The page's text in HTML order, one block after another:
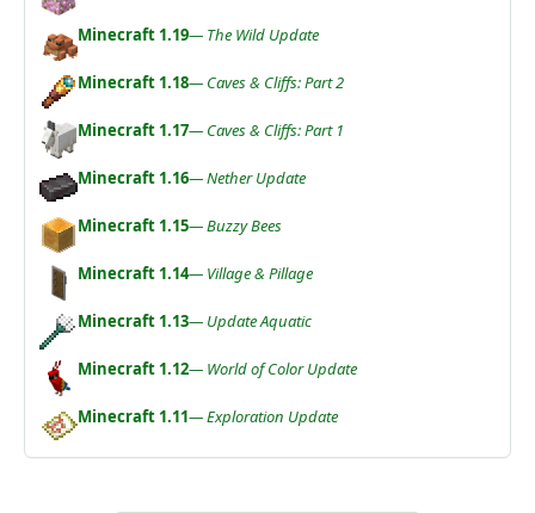
Minecraft 1.19— The Wild Update
Minecraft 1.18— Caves & Cliffs: Part 2
Minecraft 1.17— Caves & Cliffs: Part 1
Minecraft 1.16— Nether Update
Minecraft 1.15— Buzzy Bees
Minecraft 1.14— Village & Pillage
Minecraft 1.13— Update Aquatic
Minecraft 1.12— World of Color Update
Minecraft 1.11— Exploration Update